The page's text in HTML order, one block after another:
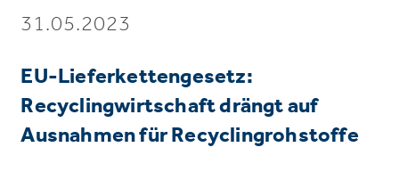
31.05.2023
EU-Lieferkettengesetz:
Recyclingwirtschaft drängt auf
Ausnahmen für Recyclingrohstoffe